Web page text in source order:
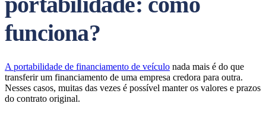
funciona?
A portabilidade de financiamento de veículo nada mais é do que
transferir um financiamento de uma empresa credora para outra.
Nesses casos, muitas das vezes é possível manter os valores e prazos
do contrato original.